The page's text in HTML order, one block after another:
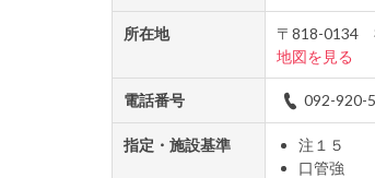
所在地
〒818-0134
地図を見る
電話番号 092-920-
指定・施設基準
注１５
口管強